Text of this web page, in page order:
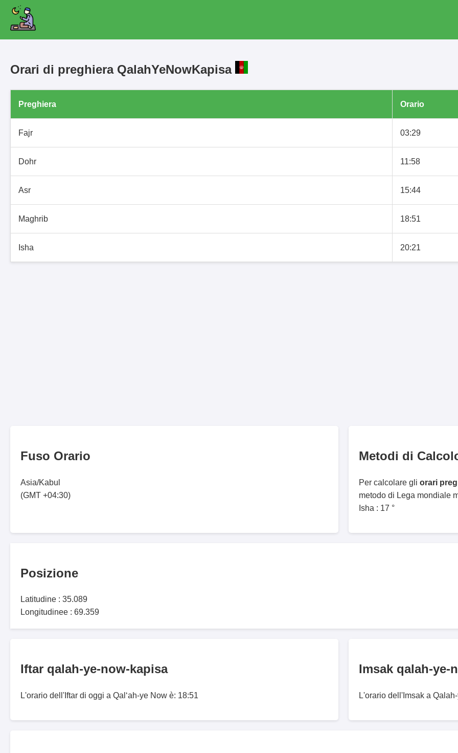
Orari di preghiera QalahYeNowKapisa
Preghiera Orario
Fajr 03:29
Dohr 11:58
Asr 15:44
Maghrib 18:51
Isha 20:21
Fuso Orario
Asia/Kabul
(GMT +04:30)
Metodi di
Per calcolare gli orari
metodo di Lega mondiale
Isha : 17 °
Posizione
Latitudine : 35.089
Longitudinee : 69.359
Iftar qalah-ye-now-kapisa
L'orario dell'Iftar di oggi a Qal‘ah-ye Now è: 18:51
Imsak qalah-ye-
L'orario dell'Imsak a